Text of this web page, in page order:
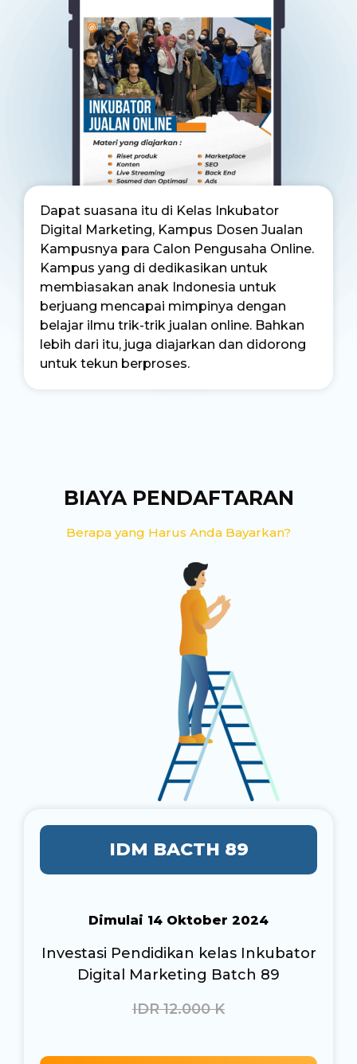
Dapat suasana itu di Kelas Inkubator
Digital Marketing, Kampus Dosen Jualan
Kampusnya para Calon Pengusaha Online.
Kampus yang di dedikasikan untuk
membiasakan anak Indonesia untuk
berjuang mencapai mimpinya dengan
belajar ilmu trik-trik jualan online. Bahkan
lebih dari itu, juga diajarkan dan didorong
untuk tekun berproses.
BIAYA PENDAFTARAN
Berapa yang Harus Anda Bayarkan?
IDM BACTH 89
Dimulai 14 Oktober 2024
Investasi Pendidikan kelas Inkubator
Digital Marketing Batch 89
IDR 12.000 K